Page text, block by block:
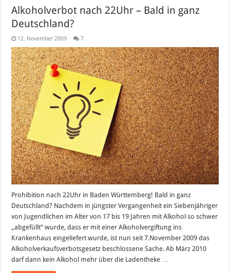
Alkoholverbot nach 22Uhr – Bald in ganz
Deutschland?
12. November 2009 7
Prohibition nach 22Uhr in Baden Württemberg! Bald in ganz
Deutschland? Nachdem in jüngster Vergangenheit ein Siebenjähriger
von Jugendlichen im Alter von 17 bis 19 Jahren mit Alkohol so schwer
„abgefüllt“ wurde, dass er mit einer Alkoholvergiftung ins
Krankenhaus eingeliefert wurde, ist nun seit 7.November 2009 das
Alkoholverkaufsverbotsgesetz beschlossene Sache. Ab März 2010
darf dann kein Alkohol mehr über die Ladentheke …